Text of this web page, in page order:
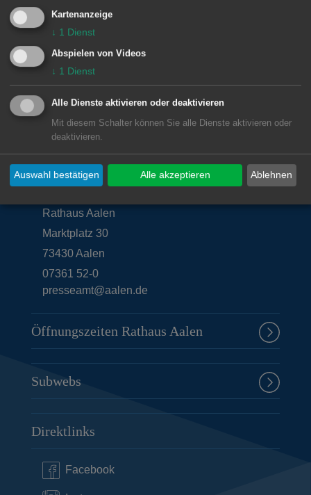
E-Mail: erstervorsitzender@tauch-club-
aalen.de
Unsere Anschrift
Rathaus Aalen
Marktplatz 30
73430Aalen
07361 52-0
presseamt@aalen.de
Öffnungszeiten Rathaus Aalen
Subwebs
Direktlinks
Facebook
Kartenanzeige
↓ 1 Dienst
Abspielen von Videos
↓ 1 Dienst
Alle Dienste aktivieren oder deaktivieren
Mit diesem Schalter können Sie alle Dienste aktivieren oder
deaktivieren.
Ablehnen
Auswahl bestätigen Alle akzeptieren